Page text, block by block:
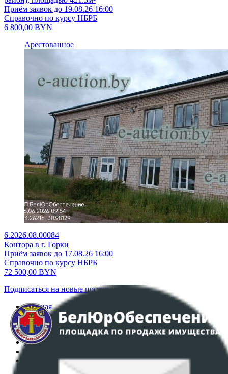
Приём заявок до 19.08.26 16:00
Справочно по курсу НБРБ
6 800,00 BYN
Арестованное
6.2026.08.00084
Контора в г. Горки
Приём заявок до 17.08.26 16:00
Справочно по курсу НБРБ
72 500,00 BYN
Подписаться на новые поступления
Главная
Аукционы
Интернет-магазин
Регламент организации и проведения торгов
Политика в отношении обработки персональных